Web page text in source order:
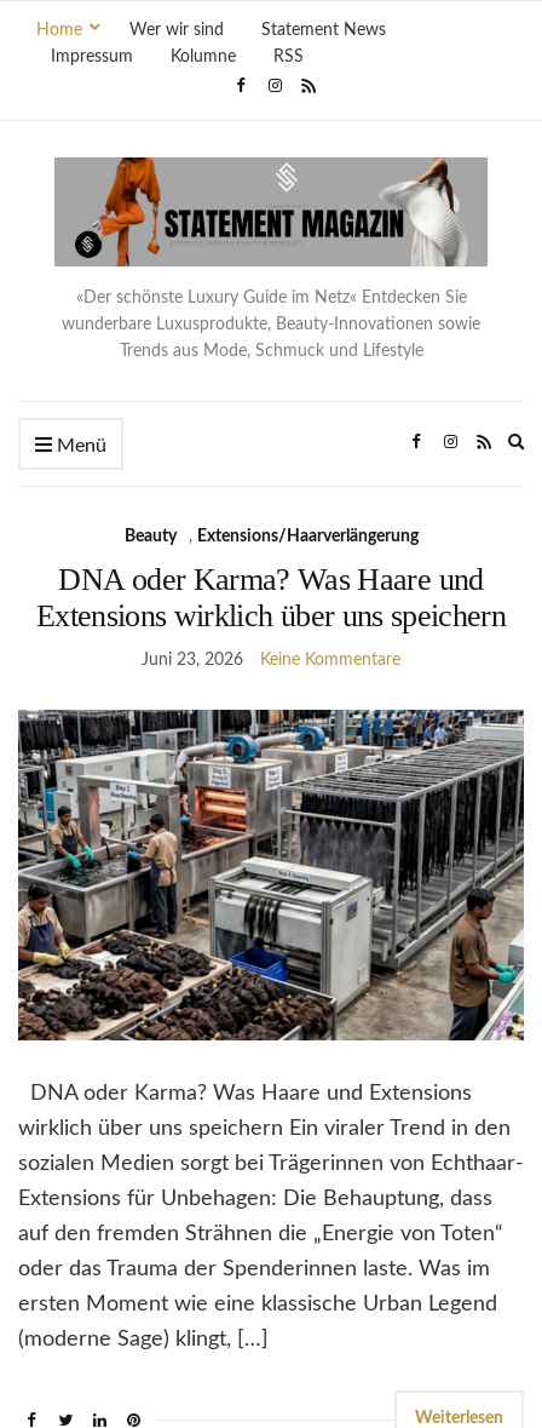
Home Wer wir sind
Statement News
Impressum
Kolumne RSS
«Der schönste Luxury Guide im Netz« Entdecken Sie
wunderbare Luxusprodukte, Beauty-Innovationen sowie
Trends aus Mode, Schmuck und Lifestyle
Menü
Beauty , Extensions/Haarverlängerung
DNA oder Karma? Was Haare und
Extensions wirklich über uns speichern
Juni 23, 2026 Keine Kommentare
DNA oder Karma? Was Haare und Extensions
wirklich über uns speichern Ein viraler Trend in den
sozialen Medien sorgt bei Trägerinnen von Echthaar-
Extensions für Unbehagen: Die Behauptung, dass
auf den fremden Strähnen die „Energie von Toten“
oder das Trauma der Spenderinnen laste. Was im
ersten Moment wie eine klassische Urban Legend
(moderne Sage) klingt, […]
Weiterlesen